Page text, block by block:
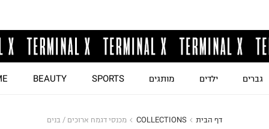
גברים ילדים מותגים SPORTS
BEAUTY
דף הבית COLLECTIONS מכנסי דגמח ארוכים / בנים